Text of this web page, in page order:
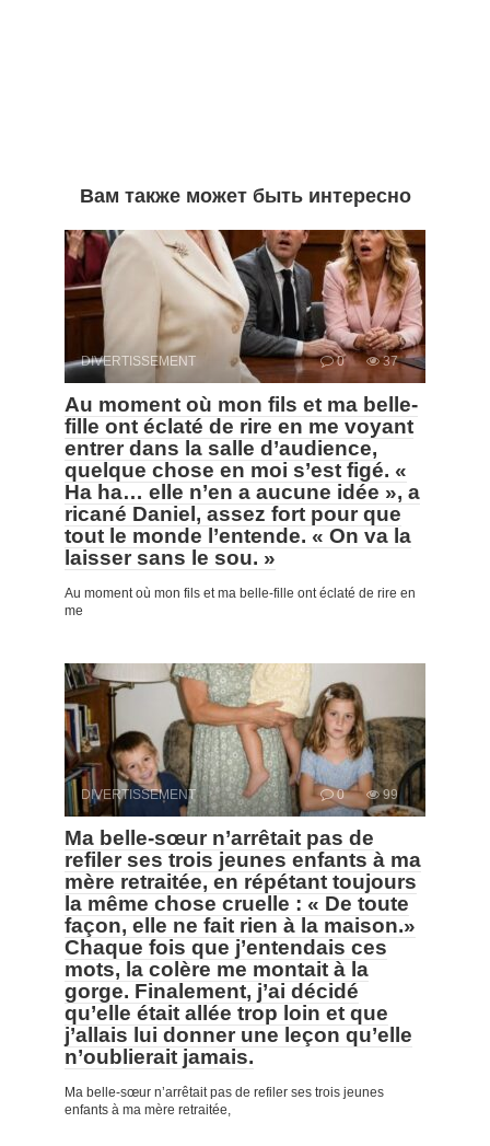
Вам также может быть интересно
DIVERTISSEMENT 0 37
Au moment où mon fils et ma belle-
fille ont éclaté de rire en me voyant
entrer dans la salle d’audience,
quelque chose en moi s’est figé. «
Ha ha… elle n’en a aucune idée », a
ricané Daniel, assez fort pour que
tout le monde l’entende. « On va la
laisser sans le sou. »
Au moment où mon fils et ma belle-fille ont éclaté de rire en
me
DIVERTISSEMENT 0 99
Ma belle-sœur n’arrêtait pas de
refiler ses trois jeunes enfants à ma
mère retraitée, en répétant toujours
la même chose cruelle : « De toute
façon, elle ne fait rien à la maison.»
Chaque fois que j’entendais ces
mots, la colère me montait à la
gorge. Finalement, j’ai décidé
qu’elle était allée trop loin et que
j’allais lui donner une leçon qu’elle
n’oublierait jamais.
Ma belle-sœur n’arrêtait pas de refiler ses trois jeunes
enfants à ma mère retraitée,